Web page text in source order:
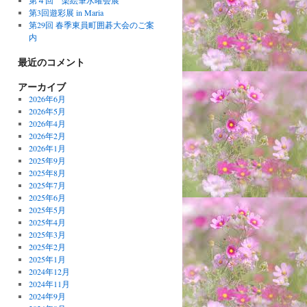
第3回遊彩展 in Maria
第29回 春季東員町囲碁大会のご案
内
最近のコメント
アーカイブ
2026年6月
2026年5月
2026年4月
2026年2月
2026年1月
2025年9月
2025年8月
2025年7月
2025年6月
2025年5月
2025年4月
2025年3月
2025年2月
2025年1月
2024年12月
2024年11月
2024年9月